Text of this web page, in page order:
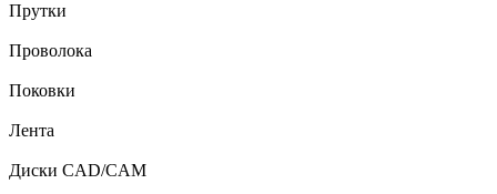
Прутки
Проволока
Поковки
Лента
Диски CAD/CAM